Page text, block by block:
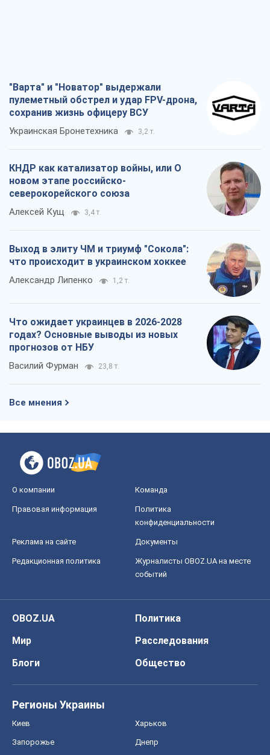
"Варта" и "Новатор" выдержали
пулеметный обстрел и удар FPV-дрона,
сохранив жизнь офицеру ВСУ
Украинская Бронетехника 3,2 т.
КНДР как катализатор войны, или О
новом этапе российско-
северокорейского союза
Алексей Кущ 3,4 т.
Выход в элиту ЧМ и триумф "Сокола":
что происходит в украинском хоккее
Александр Липенко 1,2 т.
Что ожидает украинцев в 2026-2028
годах? Основные выводы из новых
прогнозов от НБУ
Василий Фурман 23,8 т.
Все мнения
О компании Команда
Правовая информация
Политика
конфиденциальности
Реклама на сайте Документы
Редакционная политика
Журналисты OBOZ.UA на месте
событий
OBOZ.UA
Политика
Мир
Расследования
Блоги
Общество
Регионы Украины
Киев Харьков
Запорожье Днепр